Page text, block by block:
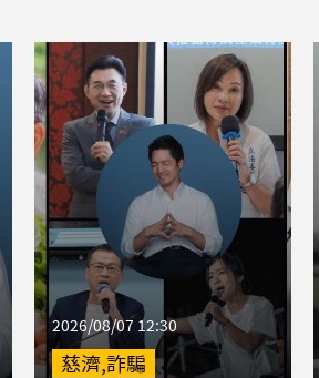
2026/08/07 12:30
慈濟,詐騙